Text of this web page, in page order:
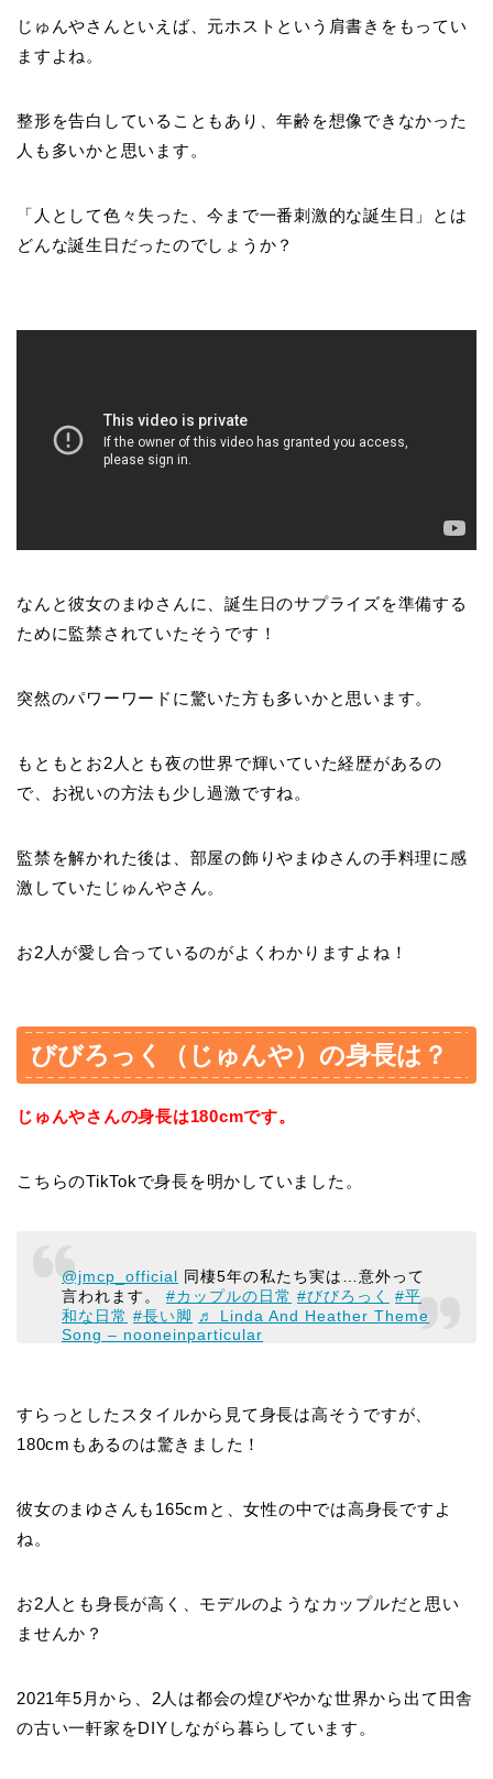
じゅんやさんといえば、元ホストという肩書きをもってい
ますよね。
整形を告白していることもあり、年齢を想像できなかった
人も多いかと思います。
「人として色々失った、今まで一番刺激的な誕生日」とは
どんな誕生日だったのでしょうか？
なんと彼女のまゆさんに、誕生日のサプライズを準備する
ために監禁されていたそうです！
突然のパワーワードに驚いた方も多いかと思います。
もともとお2人とも夜の世界で輝いていた経歴があるの
で、お祝いの方法も少し過激ですね。
監禁を解かれた後は、部屋の飾りやまゆさんの手料理に感
激していたじゅんやさん。
お2人が愛し合っているのがよくわかりますよね！
びびろっく（じゅんや）の身長は？
じゅんやさんの身長は180cmです。
こちらのTikTokで身長を明かしていました。
@jmcp_official
同棲5年の私たち実は…意外って
言われます。#カップルの日常 #びびろっく
#平
和な日常 #長い脚 ♬ Linda And Heather Theme
Song – nooneinparticular
すらっとしたスタイルから見て身長は高そうですが、
180cmもあるのは驚きました！
彼女のまゆさんも165cmと、女性の中では高身長ですよ
ね。
お2人とも身長が高く、モデルのようなカップルだと思い
ませんか？
2021年5月から、2人は都会の煌びやかな世界から出て田舎
の古い一軒家をDIYしながら暮らしています。